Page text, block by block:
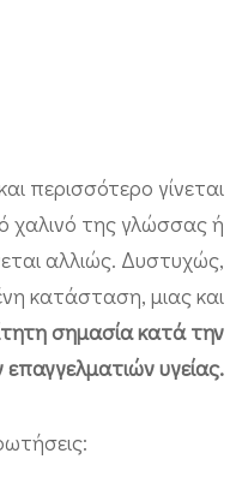
περισσότερο γίνεται
χαλινό της γλώσσας ή
αλλιώς. Δυστυχώς,
κατάσταση, μιας και
σημασία κατά την
υγείας.